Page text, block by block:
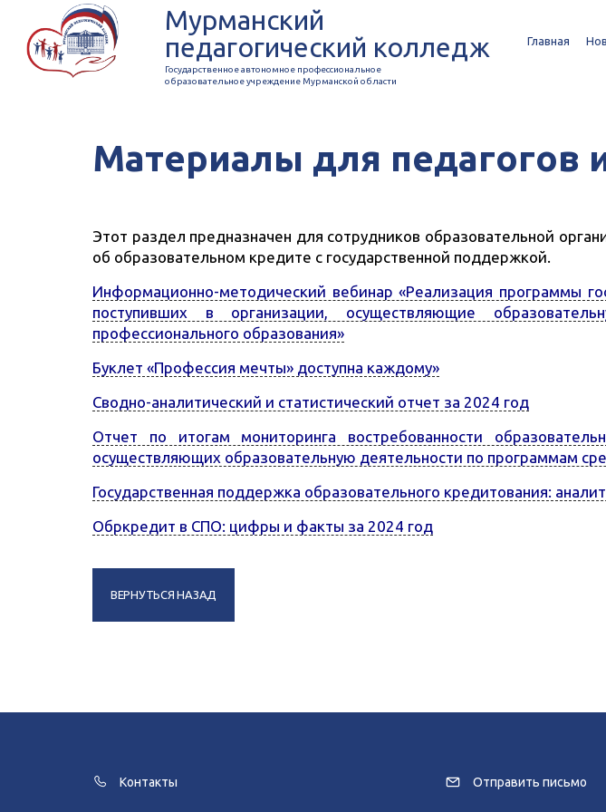
Мурманский
педагогический колледж
Государственное автономное профессиональное
образовательное учреждение Мурманской области
Главная
Материалы для педагогов
Этот раздел предназначен для сотрудников образовательной
об образовательном кредите с государственной поддержкой.
Информационно-методический вебинар «Реализация программы
поступивших в организации, осуществляющие
профессионального образования»
Буклет «Профессия мечты» доступна каждому»
Сводно-аналитический и статистический отчет за 2024 год
Отчет по итогам мониторинга востребованности
осуществляющих образовательную деятельности по программам
Государственная поддержка образовательного кредитования:
Обркредит в СПО: цифры и факты за 2024 год
ВЕРНУТЬСЯ НАЗАД
Контакты Отправить письмо